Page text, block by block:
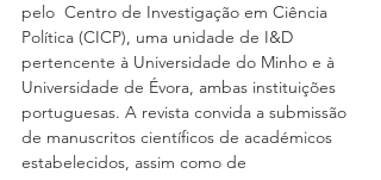
pelo  Centro de Investigação em Ciência
Política (CICP), uma unidade de I&D
pertencente à Universidade do Minho e à
Universidade de Évora, ambas instituições
portuguesas. A revista convida a submissão
de manuscritos científicos de académicos
estabelecidos, assim como de